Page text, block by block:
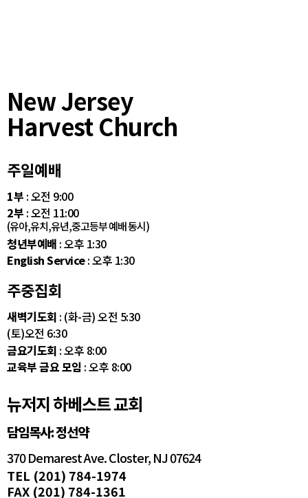
New Jersey
Harvest Church
주일예배
1부 : 오전 9:00
2부 : 오전 11:00
(유아,유치,유년,중고등부 예배 동시)
청년부예배 : 오후 1:30
English Service: 오후 1:30
주중집회
새벽기도회 : (화-금) 오전 5:30
(토)오전 6:30
금요기도회 : 오후 8:00
교육부 금요 모임 : 오후 8:00
뉴저지 하베스트 교회
담임목사: 정선약
370 Demarest Ave. Closter, NJ 07624
TEL (201) 784-1974
FAX (201) 784-1361